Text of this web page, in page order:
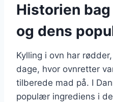
Historien
og dens
Kylling i ovn har
dage, hvor ovnretter
tilberede mad på. I
populær ingrediens i